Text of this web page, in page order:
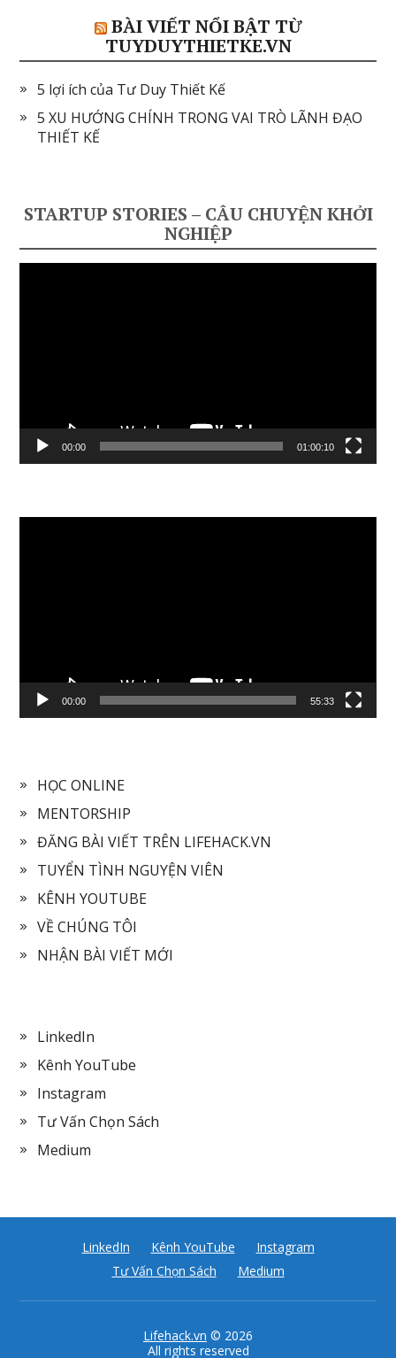
BÀI VIẾT NỔI BẬT TỪ
TUYDUYTHIETKE.VN
5 lợi ích của Tư Duy Thiết Kế
5 XU HƯỚNG CHÍNH TRONG VAI TRÒ LÃNH ĐẠO
THIẾT KẾ
STARTUP STORIES – CÂU CHUYỆN KHỞI
NGHIỆP
00:00 01:00:10
00:00 55:33
HỌC ONLINE
MENTORSHIP
ĐĂNG BÀI VIẾT TRÊN LIFEHACK.VN
TUYỂN TÌNH NGUYỆN VIÊN
KÊNH YOUTUBE
VỀ CHÚNG TÔI
NHẬN BÀI VIẾT MỚI
LinkedIn
Kênh YouTube
Instagram
Tư Vấn Chọn Sách
Medium
LinkedIn Kênh YouTube
Instagram
Tư Vấn Chọn Sách
Medium
Lifehack.vn © 2026
All rights reserved